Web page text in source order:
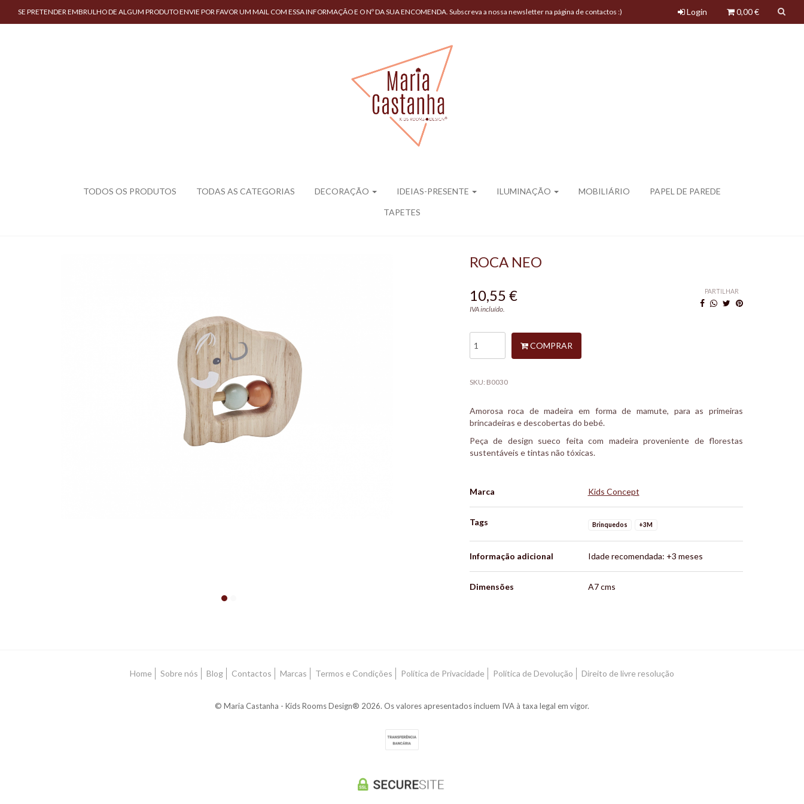
SE PRETENDER EMBRULHO DE ALGUM PRODUTO ENVIE POR FAVOR UM MAIL COM ESSA INFORMAÇÃO E O Nº DA SUA ENCOMENDA. Subscreva a nossa newsletter na página de contactos :) Login 0,00 €
TODOS OS PRODUTOS TODAS AS CATEGORIAS DECORAÇÃO IDEIAS-PRESENTE ILUMINAÇÃO MOBILIÁRIO PAPEL DE PAREDE
TAPETES
ROCA NEO
10,55 €
IVA incluído.
PARTILHAR
COMPRAR
SKU: B0030
Amorosa roca de madeira em forma de mamute, para as primeiras
brincadeiras e descobertas do bebé.
Peça de design sueco feita com madeira proveniente de florestas
sustentáveis e tintas não tóxicas.
Marca Kids Concept
Tags Brinquedos +3M
Informação adicional Idade recomendada: +3 meses
Dimensões
A7 cms
Home Sobre nós Blog Contactos Marcas Termos e Condições Política de Privacidade Política de Devolução Direito de livre resolução
© Maria Castanha - Kids Rooms Design® 2026. Os valores apresentados incluem IVA à taxa legal em vigor.